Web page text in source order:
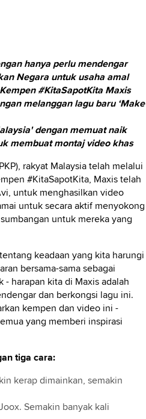
hanya perlu mendengar
Negara untuk usaha amal
#KitaSapotKita Maxis
melanggan lagu baru ‘Make
dengan memuat naik
membuat montaj video khas
rakyat Malaysia telah melalui
#KitaSapotKita, Maxis telah
untuk menghasilkan video
untuk secara aktif menyokong
untuk mereka yang
keadaan yang kita harungi
bersama-sama sebagai
harapan kita di Maxis adalah
dan berkongsi lagu ini.
kempen dan video ini -
yang memberi inspirasi
tiga cara:
kerap dimainkan, semakin
Semakin banyak kali